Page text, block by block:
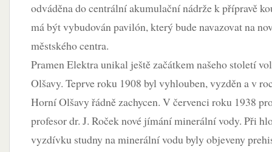
odváděna do centrální akumulační nádrže k přípravě
má být vybudován pavilón, který bude navazovat na
městského centra.
Pramen Elektra unikal ještě začátkem našeho století
Olšavy. Teprve roku 1908 byl vyhlouben, vyzděn a v
Horní Olšavy řádně zachycen. V červenci roku 1938
profesor dr. J. Roček nové jímání minerální vody. Při
vyzdívku studny na minerální vodu byly objeveny